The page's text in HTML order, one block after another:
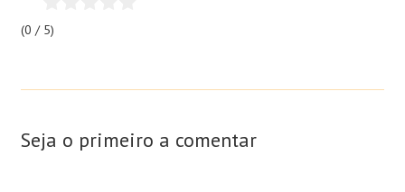
(0 / 5)
Seja o primeiro a comentar